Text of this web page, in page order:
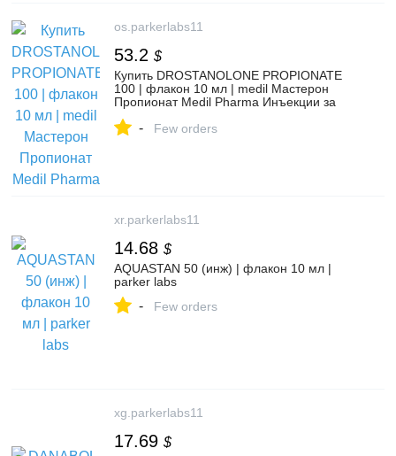
os.parkerlabs11
53.2 $
Купить DROSTANOLONE PROPIONATE
100 | флакон 10 мл | medil Мастерон
Пропионат Medil Pharma Инъекции за
ПаркерЛабс - https://os.parkerlabs11.pro/
- Few orders
xr.parkerlabs11
14.68 $
AQUASTAN 50 (инж) | флакон 10 мл |
parker labs
- Few orders
xg.parkerlabs11
17.69 $